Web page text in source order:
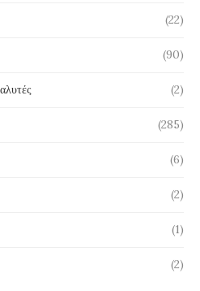
(22)
(90)
(2)
(285)
(6)
(2)
(1)
(2)